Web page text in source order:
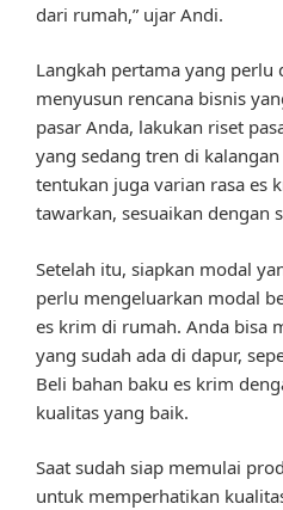
dari rumah,” ujar Andi.
Langkah pertama yang perlu
menyusun rencana bisnis
pasar Anda, lakukan riset
yang sedang tren di
tentukan juga varian rasa es
tawarkan, sesuaikan dengan
Setelah itu, siapkan modal
perlu mengeluarkan modal
es krim di rumah. Anda bisa
yang sudah ada di dapur,
Beli bahan baku es krim
kualitas yang baik.
Saat sudah siap memulai
untuk memperhatikan